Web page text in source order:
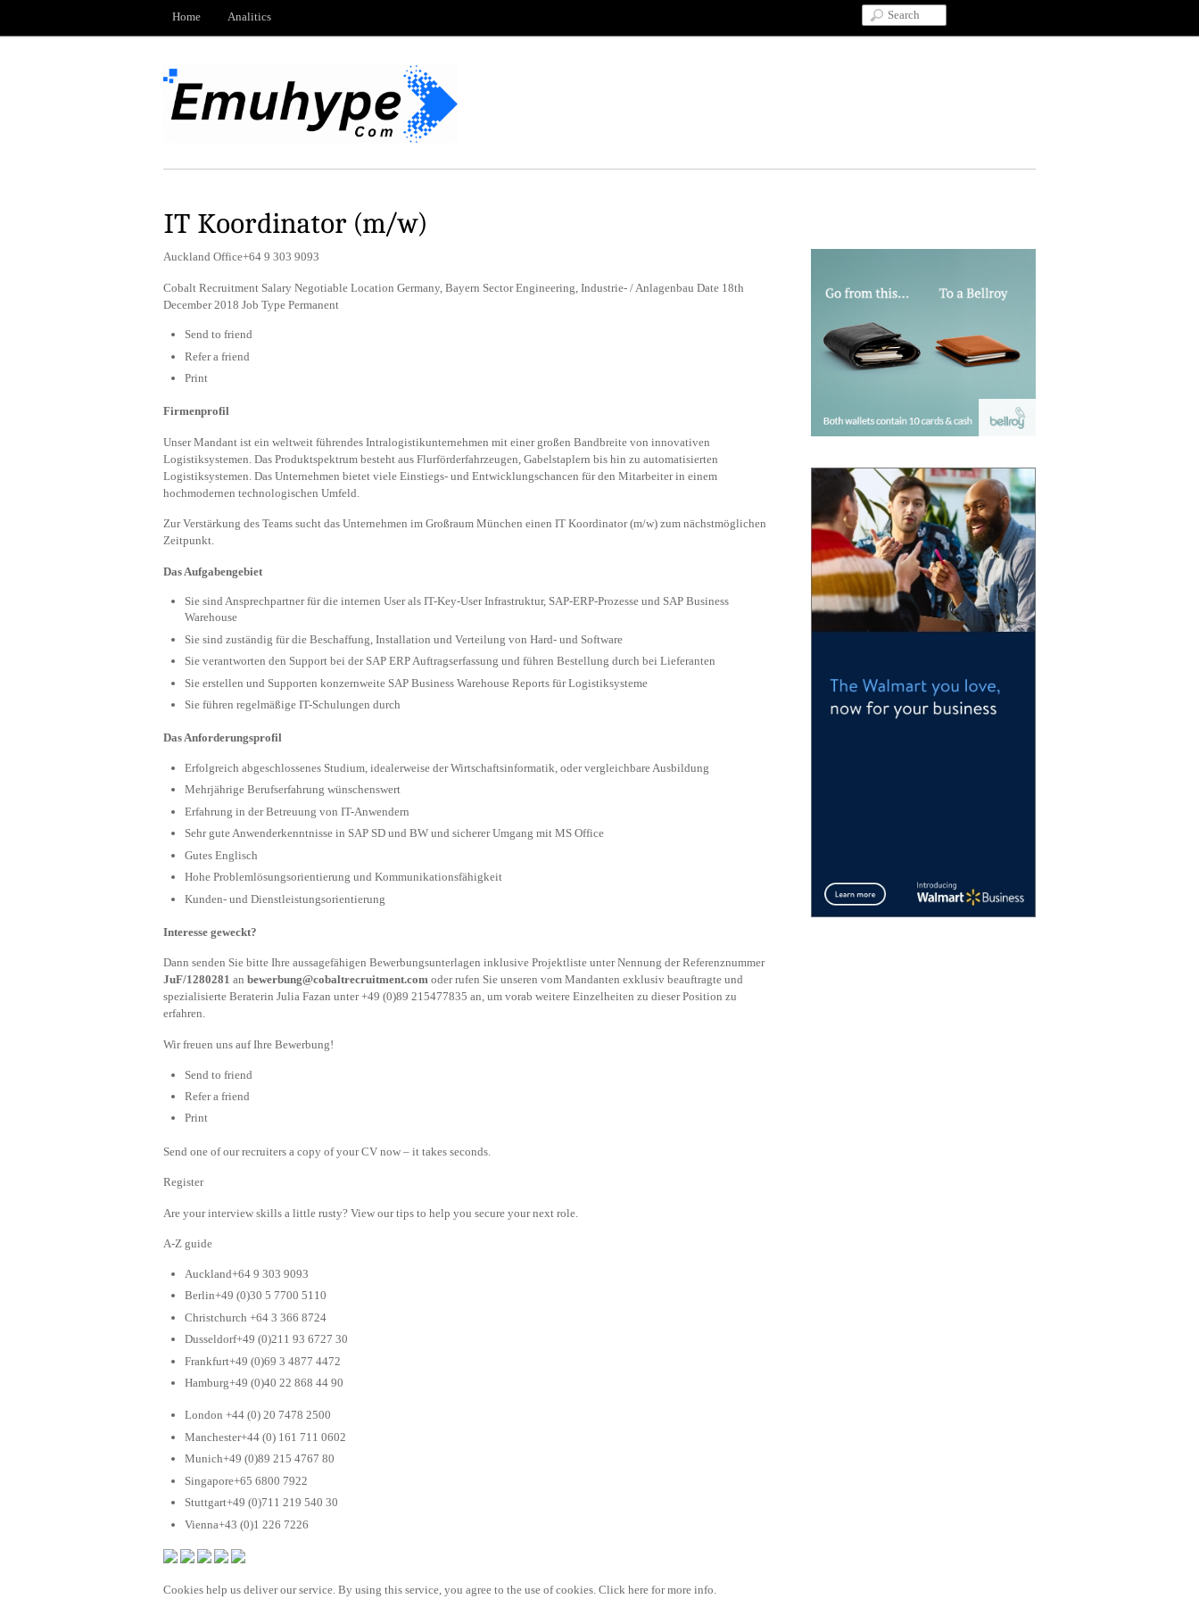
Home Analitics
IT Koordinator (m/w)
Auckland Office+64 9 303 9093
Cobalt Recruitment Salary Negotiable Location Germany, Bayern Sector Engineering, Industrie- / Anlagenbau Date 18th
December 2018 Job Type Permanent
Send to friend
Refer a friend
Print
Firmenprofil
Unser Mandant ist ein weltweit führendes Intralogistikunternehmen mit einer großen Bandbreite von innovativen
Logistiksystemen. Das Produktspektrum besteht aus Flurförderfahrzeugen, Gabelstaplern bis hin zu automatisierten
Logistiksystemen. Das Unternehmen bietet viele Einstiegs- und Entwicklungschancen für den Mitarbeiter in einem
hochmodernen technologischen Umfeld.
Zur Verstärkung des Teams sucht das Unternehmen im Großraum München einen IT Koordinator (m/w) zum nächstmöglichen
Zeitpunkt.
Das Aufgabengebiet
Sie sind Ansprechpartner für die internen User als IT-Key-User Infrastruktur, SAP-ERP-Prozesse und SAP Business
Warehouse
Sie sind zuständig für die Beschaffung, Installation und Verteilung von Hard- und Software
Sie verantworten den Support bei der SAP ERP Auftragserfassung und führen Bestellung durch bei Lieferanten
Sie erstellen und Supporten konzernweite SAP Business Warehouse Reports für Logistiksysteme
Sie führen regelmäßige IT-Schulungen durch
Das Anforderungsprofil
Erfolgreich abgeschlossenes Studium, idealerweise der Wirtschaftsinformatik, oder vergleichbare Ausbildung
Mehrjährige Berufserfahrung wünschenswert
Erfahrung in der Betreuung von IT-Anwendern
Sehr gute Anwenderkenntnisse in SAP SD und BW und sicherer Umgang mit MS Office
Gutes Englisch
Hohe Problemlösungsorientierung und Kommunikationsfähigkeit
Kunden- und Dienstleistungsorientierung
Interesse geweckt?
Dann senden Sie bitte Ihre aussagefähigen Bewerbungsunterlagen inklusive Projektliste unter Nennung der Referenznummer
JuF/1280281 an bewerbung@cobaltrecruitment.com oder rufen Sie unseren vom Mandanten exklusiv beauftragte und
spezialisierte Beraterin Julia Fazan unter +49 (0)89 215477835 an, um vorab weitere Einzelheiten zu dieser Position zu
erfahren.
Wir freuen uns auf Ihre Bewerbung!
Send to friend
Refer a friend
Print
Send one of our recruiters a copy of your CV now – it takes seconds.
Register
Are your interview skills a little rusty? View our tips to help you secure your next role.
A-Z guide
Auckland+64 9 303 9093
Berlin+49 (0)30 5 7700 5110
Christchurch +64 3 366 8724
Dusseldorf+49 (0)211 93 6727 30
Frankfurt+49 (0)69 3 4877 4472
Hamburg+49 (0)40 22 868 44 90
London +44 (0) 20 7478 2500
Manchester+44 (0) 161 711 0602
Munich+49 (0)89 215 4767 80
Singapore+65 6800 7922
Stuttgart+49 (0)711 219 540 30
Vienna+43 (0)1 226 7226
Cookies help us deliver our service. By using this service, you agree to the use of cookies. Click here for more info.